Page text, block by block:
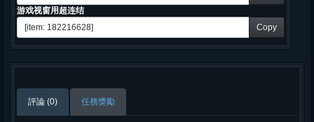
游戏视窗用超连结
Copy
評論 (0) 任務獎勵